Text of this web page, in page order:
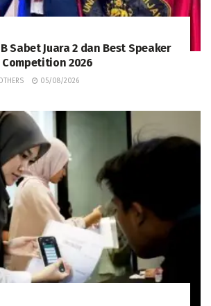
Sabet Juara 2 dan Best Speaker
Competition 2026
05/08/2026